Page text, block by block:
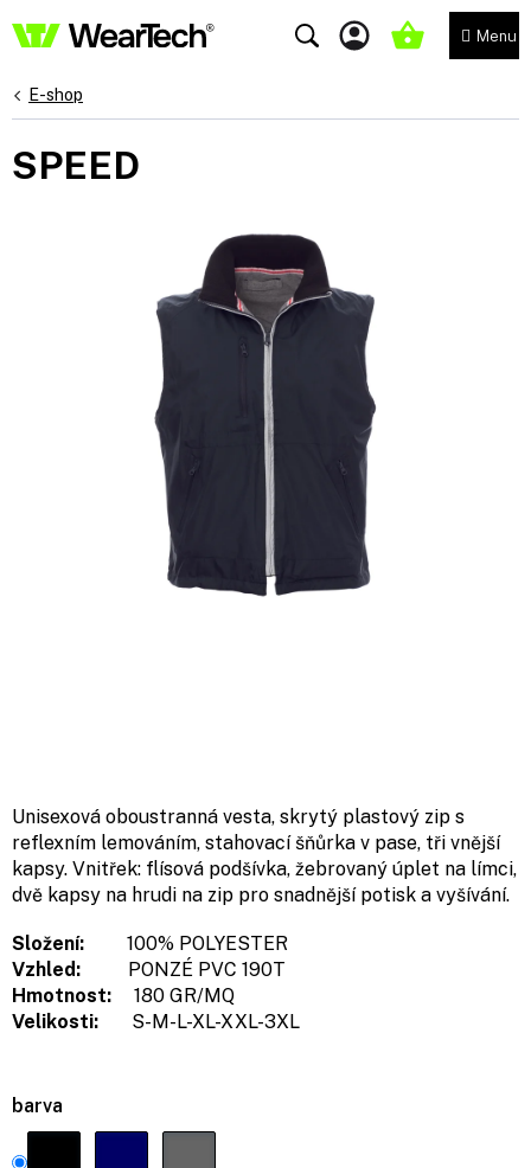
na
NÁKUPNÍ
E-shop
SPEED
barva
Unisexová oboustranná vesta, skrytý plastový zip s
reflexním lemováním, stahovací šňůrka v pase, tři vnější
kapsy. Vnitřek: flísová podšívka, žebrovaný úplet na límci,
dvě kapsy na hrudi na zip pro snadnější potisk a vyšívání.
Složení:
100% POLYESTER
Vzhled:
PONZÉ PVC 190T
Hmotnost:
180 GR/MQ
Velikosti:
S-M-L-XL-XXL-3XL